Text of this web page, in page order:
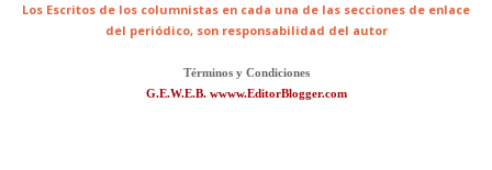
Los Escritos de los columnistas en cada una de las secciones de enlace
del periódico, son responsabilidad del autor
Términos y Condiciones
G.E.W.E.B. wwww.EditorBlogger.com